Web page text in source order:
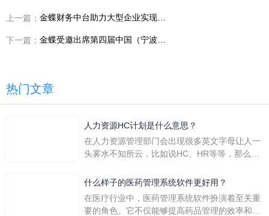
上一篇：
下一篇：
热门文章
人力资源HC计划是什么意思？
在人力资源管理部门会出现很多英文字母让人一
头雾水不知所云，比如说HC、HR等等，那么它
么呢？
什么样子的医药管理系统软件更好用？
在医疗行业中，医药管理系统软件扮演着至关重
要的角色。它不仅能够提高药品管理的效率和准